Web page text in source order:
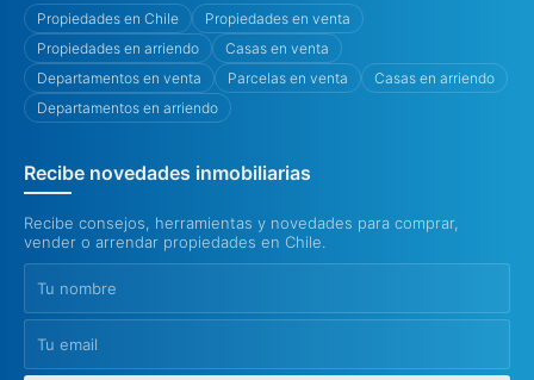
Propiedades en Chile
Propiedades en venta
Propiedades en arriendo
Casas en venta
Departamentos en venta
Parcelas en venta
Casas en arriendo
Departamentos en arriendo
Recibe novedades inmobiliarias
Recibe consejos, herramientas y novedades para comprar,
vender o arrendar propiedades en Chile.